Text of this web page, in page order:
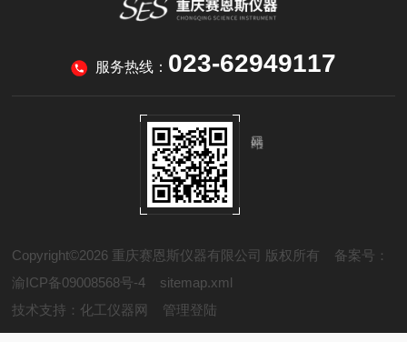
服务热线： 023-62949117
Copyright©2026 重庆赛恩斯仪器有限公司 版权所有 备案号：
渝ICP备09008568号-4
sitemap.xml
技术支持： 化工仪器网 管理登陆